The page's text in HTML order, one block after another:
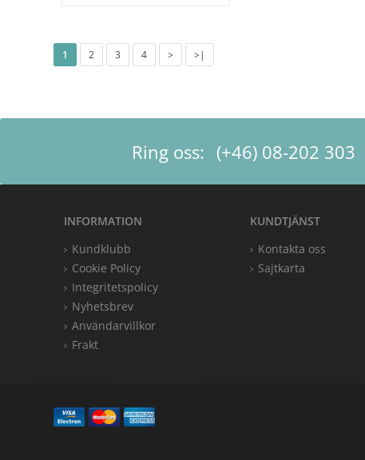
1 2 3 4 > >|
Ring oss: (+46) 08-202 303
KUNDTJÄNST
Kontakta oss
Sajtkarta
INFORMATION
Kundklubb
Cookie Policy
Integritetspolicy
Nyhetsbrev
Användarvillkor
Frakt